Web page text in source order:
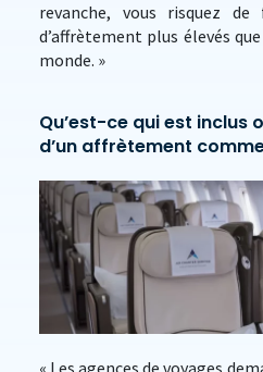
revanche, vous risquez
d’affrètement plus élevés
monde. »
Qu’est-ce qui est inclus
d’un affrètement
« Les agences de voyages